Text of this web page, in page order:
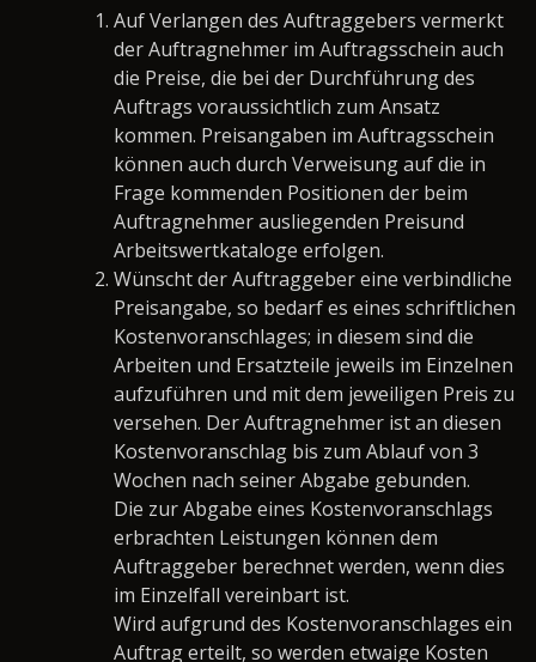
Auf Verlangen des Auftraggebers vermerkt
der Auftragnehmer im Auftragsschein auch
die Preise, die bei der Durchführung des
Auftrags voraussichtlich zum Ansatz
kommen. Preisangaben im Auftragsschein
können auch durch Verweisung auf die in
Frage kommenden Positionen der beim
Auftragnehmer ausliegenden Preisund
Arbeitswertkataloge erfolgen.
Wünscht der Auftraggeber eine verbindliche
Preisangabe, so bedarf es eines schriftlichen
Kostenvoranschlages; in diesem sind die
Arbeiten und Ersatzteile jeweils im Einzelnen
aufzuführen und mit dem jeweiligen Preis zu
versehen. Der Auftragnehmer ist an diesen
Kostenvoranschlag bis zum Ablauf von 3
Wochen nach seiner Abgabe gebunden.
Die zur Abgabe eines Kostenvoranschlags
erbrachten Leistungen können dem
Auftraggeber berechnet werden, wenn dies
im Einzelfall vereinbart ist.
Wird aufgrund des Kostenvoranschlages ein
Auftrag erteilt, so werden etwaige Kosten